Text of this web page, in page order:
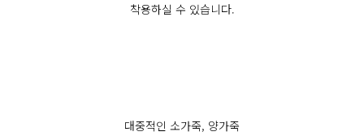
착용하실 수 있습니다.
대중적인 소가죽, 양가죽